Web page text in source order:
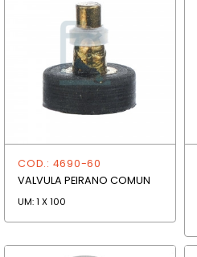
COD.: 4690-60
VALVULA PEIRANO COMUN
UM: 1 X 100